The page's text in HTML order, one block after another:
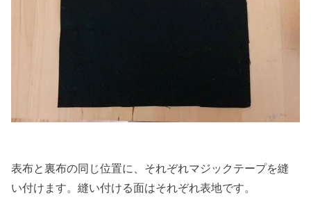
表布と裏布の同じ位置に、それぞれマジックテープを縫
い付けます。縫い付ける面はそれぞれ表地です。